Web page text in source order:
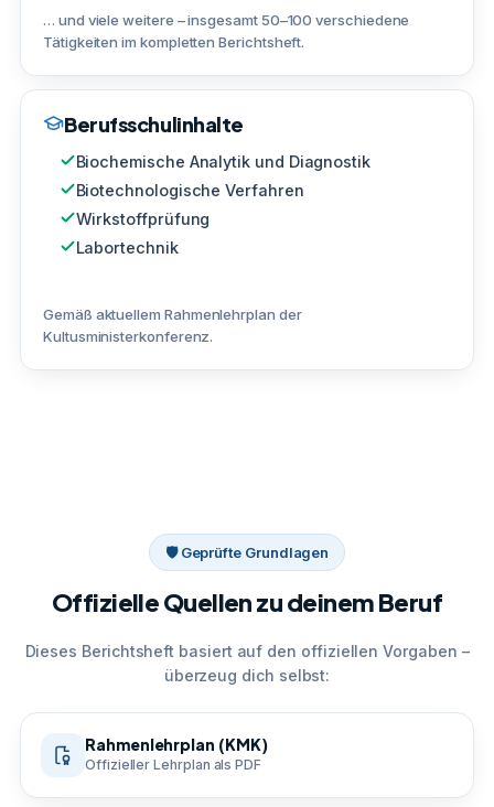
… und viele weitere – insgesamt 50–100 verschiedene
Tätigkeiten im kompletten Berichtsheft.
Berufsschulinhalte
Biochemische Analytik und Diagnostik
Biotechnologische Verfahren
Wirkstoffprüfung
Labortechnik
Gemäß aktuellem Rahmenlehrplan der
Kultusministerkonferenz.
🛡 Geprüfte Grundlagen
Offizielle Quellen zu deinem Beruf
Dieses Berichtsheft basiert auf den offiziellen Vorgaben –
überzeug dich selbst:
Rahmenlehrplan (KMK)
Offizieller Lehrplan als PDF